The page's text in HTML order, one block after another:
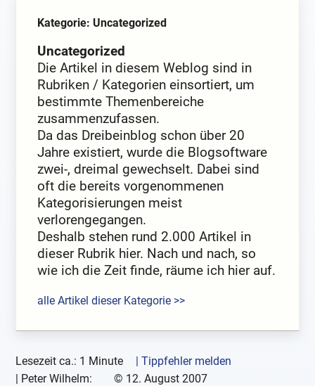
Kategorie: Uncategorized
Uncategorized
Die Artikel in diesem Weblog sind in
Rubriken / Kategorien einsortiert, um
bestimmte Themenbereiche
zusammenzufassen.
Da das Dreibeinblog schon über 20
Jahre existiert, wurde die Blogsoftware
zwei-, dreimal gewechselt. Dabei sind
oft die bereits vorgenommenen
Kategorisierungen meist
verlorengegangen.
Deshalb stehen rund 2.000 Artikel in
dieser Rubrik hier. Nach und nach, so
wie ich die Zeit finde, räume ich hier auf.
alle Artikel dieser Kategorie >>
Lesezeit ca.: 1 Minute
| Tippfehler melden
| Peter Wilhelm: © 12. August 2007